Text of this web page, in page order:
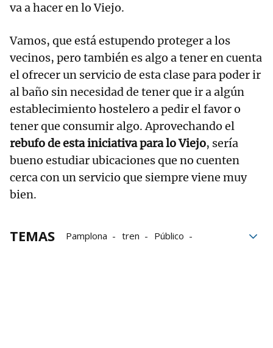
va a hacer en lo Viejo.
Vamos, que está estupendo proteger a los
vecinos, pero también es algo a tener en cuenta
el ofrecer un servicio de esta clase para poder ir
al baño sin necesidad de tener que ir a algún
establecimiento hostelero a pedir el favor o
tener que consumir algo. Aprovechando el
rebufo de esta iniciativa para lo Viejo, sería
bueno estudiar ubicaciones que no cuenten
cerca con un servicio que siempre viene muy
bien.
TEMAS Pamplona tren
Público